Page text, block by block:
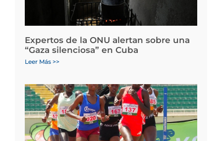
Expertos de la ONU alertan sobre una
“Gaza silenciosa” en Cuba
Leer Más >>